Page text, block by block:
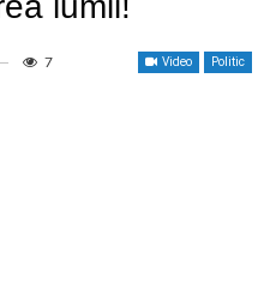
Video Politic
7